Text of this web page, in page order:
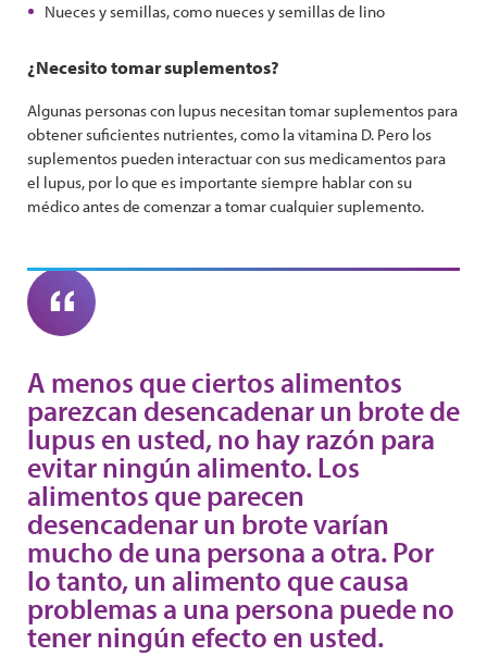
Nueces y semillas, como nueces y semillas de lino
¿Necesito tomar suplementos?
Algunas personas con lupus necesitan tomar suplementos para
obtener suficientes nutrientes, como la vitamina D. Pero los
suplementos pueden interactuar con sus medicamentos para
el lupus, por lo que es importante siempre hablar con su
médico antes de comenzar a tomar cualquier suplemento.
A menos que ciertos alimentos
parezcan desencadenar un brote de
lupus en usted, no hay razón para
evitar ningún alimento. Los
alimentos que parecen
desencadenar un brote varían
mucho de una persona a otra. Por
lo tanto, un alimento que causa
problemas a una persona puede no
tener ningún efecto en usted.